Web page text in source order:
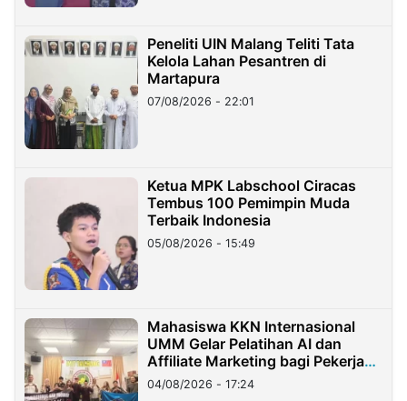
Peneliti UIN Malang Teliti Tata
Kelola Lahan Pesantren di
Martapura
07/08/2026 - 22:01
Ketua MPK Labschool Ciracas
Tembus 100 Pemimpin Muda
Terbaik Indonesia
05/08/2026 - 15:49
Mahasiswa KKN Internasional
UMM Gelar Pelatihan AI dan
Affiliate Marketing bagi Pekerja
Migran Indonesia di Taiwan
04/08/2026 - 17:24